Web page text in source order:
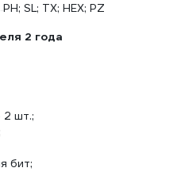
PH; SL; TX; HEX; PZ
2 года
2 шт.;
бит;